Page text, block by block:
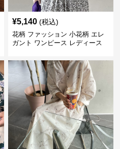
¥5,140 (税込)
花柄 ファッション 小花柄 エレ
ガント ワンピース レディース